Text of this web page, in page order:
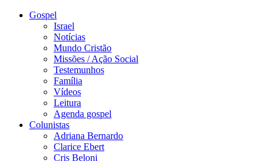
Gospel
Israel
Notícias
Mundo Cristão
Missões / Ação Social
Testemunhos
Família
Vídeos
Leitura
Agenda gospel
Colunistas
Adriana Bernardo
Clarice Ebert
Cris Beloni